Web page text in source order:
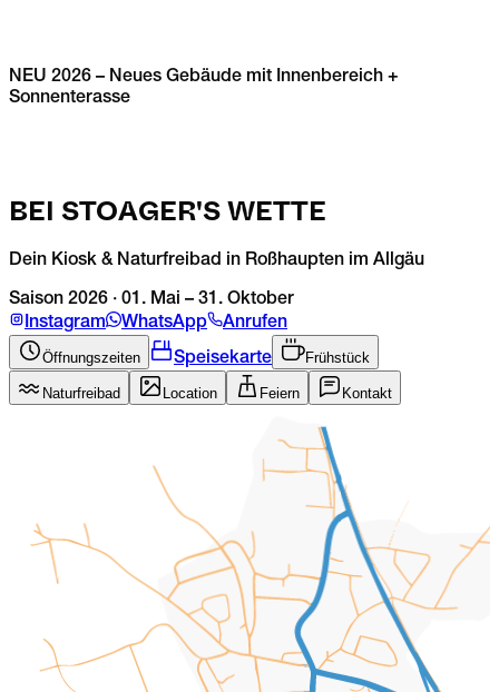
NEU 2026 – Neues Gebäude mit Innenbereich +
Sonnenterasse
BEI STOAGER'S WETTE
Dein Kiosk & Naturfreibad in Roßhaupten im Allgäu
Saison 2026 · 01. Mai – 31. Oktober
Instagram
WhatsApp Anrufen
Öffnungszeiten Speisekarte Frühstück
Naturfreibad Location Feiern Kontakt